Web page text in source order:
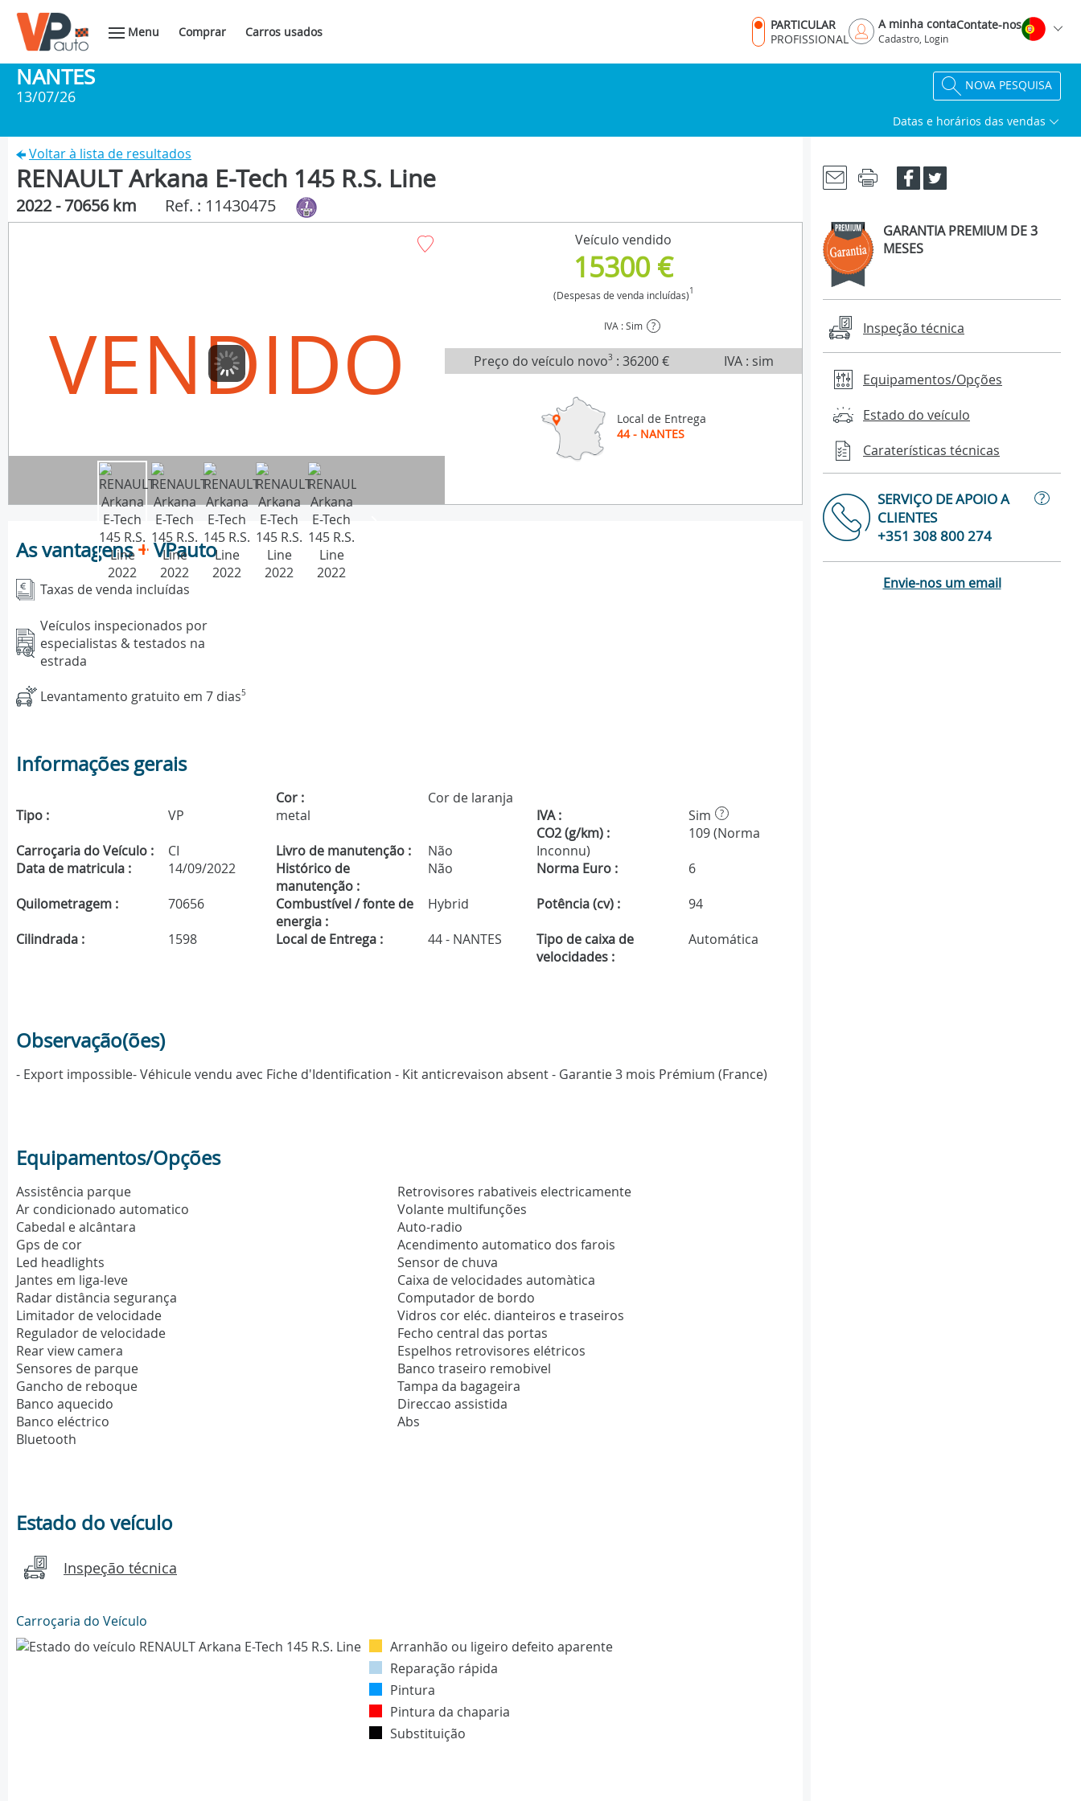
Menu Comprar Carros usados
PARTICULAR
PROFISSIONAL
A minha conta
Cadastro, Login
Contate-nos
NANTES
13/07/26
NOVA PESQUISA
Datas e horários das vendas
Voltar à lista de resultados
RENAULT Arkana E-Tech 145 R.S. Line
2022 - 70656 km Ref. : 11430475
VENDIDO
Veículo vendido
15300 €
(Despesas de venda incluídas)1
IVA : Sim ?
Preço do veículo novo3 : 36200 € IVA : sim
Local de Entrega
44 - NANTES
As vantagens+VPauto
Taxas de venda incluídas
Veículos inspecionados por
especialistas & testados na
estrada
Levantamento gratuito em 7 dias5
Informações gerais
Tipo : VP
Cor :
Cor de laranja
metal
IVA : Sim ?
Carroçaria do Veículo : CI Livro de manutenção : Não
CO2 (g/km) :
109 (Norma
Inconnu)
Data de matricula :
14/09/2022
Histórico de
manutenção :
Não Norma Euro :
6
Quilometragem :
70656
Combustível / fonte de
energia :
Hybrid Potência (cv) :
94
Cilindrada :
1598 Local de Entrega : 44 - NANTES
Tipo de caixa de
velocidades :
Automática
Observação(ões)
- Export impossible- Véhicule vendu avec Fiche d'Identification - Kit anticrevaison absent - Garantie 3 mois Prémium (France)
Equipamentos/Opções
Assistência parque
Ar condicionado automatico
Cabedal e alcântara
Gps de cor
Led headlights
Jantes em liga-leve
Radar distância segurança
Limitador de velocidade
Regulador de velocidade
Rear view camera
Sensores de parque
Gancho de reboque
Banco aquecido
Banco eléctrico
Bluetooth
Retrovisores rabativeis electricamente
Volante multifunções
Auto-radio
Acendimento automatico dos farois
Sensor de chuva
Caixa de velocidades automàtica
Computador de bordo
Vidros cor eléc. dianteiros e traseiros
Fecho central das portas
Espelhos retrovisores elétricos
Banco traseiro remobivel
Tampa da bagageira
Direccao assistida
Abs
Estado do veículo
Inspeção técnica
Carroçaria do Veículo
Arranhão ou ligeiro defeito aparente
Reparação rápida
Pintura
Pintura da chaparia
Substituição
GARANTIA PREMIUM DE 3
MESES
Inspeção técnica
Equipamentos/Opções
Estado do veículo
Caraterísticas técnicas
SERVIÇO DE APOIO A
CLIENTES
?
+351 308 800 274
Envie-nos um email